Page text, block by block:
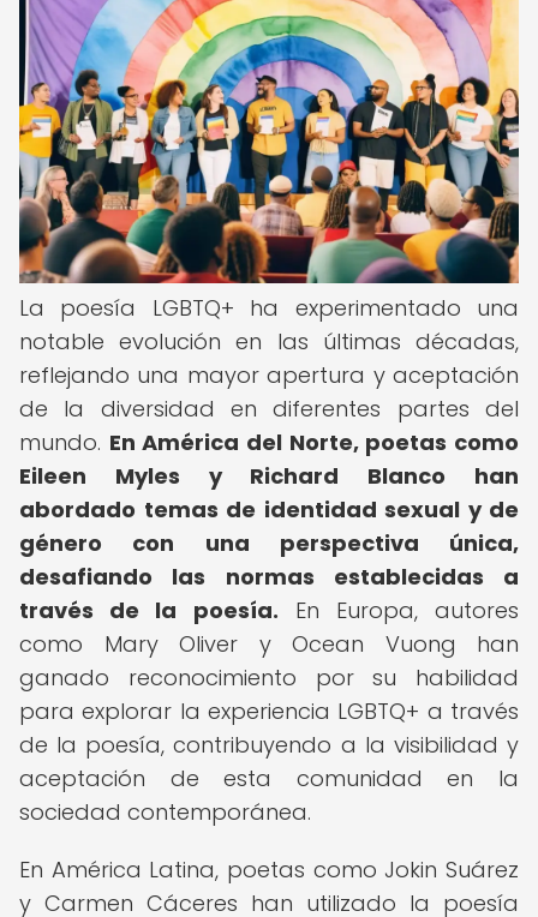
La poesía LGBTQ+ ha experimentado una
notable evolución en las últimas décadas,
reflejando una mayor apertura y aceptación
de la diversidad en diferentes partes del
mundo. En América del Norte, poetas como
Eileen Myles y Richard Blanco han
abordado temas de identidad sexual y de
género con una perspectiva única,
desafiando las normas establecidas a
través de la poesía. En Europa, autores
como Mary Oliver y Ocean Vuong han
ganado reconocimiento por su habilidad
para explorar la experiencia LGBTQ+ a través
de la poesía, contribuyendo a la visibilidad y
aceptación de esta comunidad en la
sociedad contemporánea.
En América Latina, poetas como Jokin Suárez
y Carmen Cáceres han utilizado la poesía